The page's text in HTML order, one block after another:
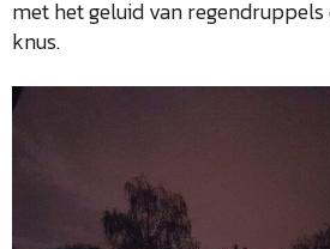
met het geluid van
knus.